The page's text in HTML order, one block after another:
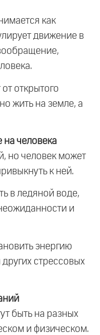
как
движение в
открытого
жить на земле, а
на человека
но человек может
к ней.
в ледяной воде,
и
энергию
стрессовых
быть на разных
и физическом.